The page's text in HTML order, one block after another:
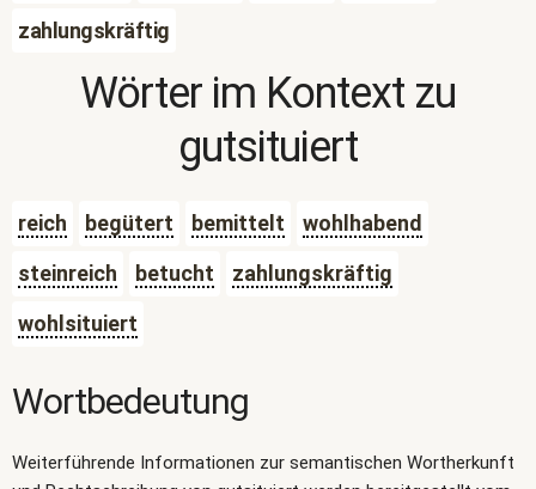
zahlungskräftig
Wörter im Kontext zu
gutsituiert
reich begütert bemittelt
wohlhabend
steinreich
betucht
zahlungskräftig
wohlsituiert
Wortbedeutung
Weiterführende Informationen zur semantischen Wortherkunft